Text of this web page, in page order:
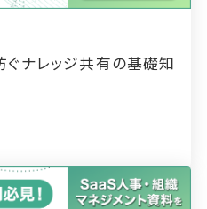
ぐナレッジ共有の基礎知